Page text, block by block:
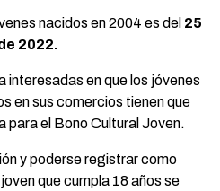
nacidos en 2004 es del 25
2022.
interesadas en que los jóvenes
en sus comercios tienen que
para el Bono Cultural Joven.
y poderse registrar como
que cumpla 18 años se